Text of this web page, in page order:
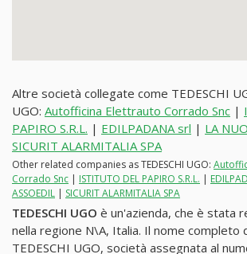
Altre società collegate come TEDESCHI
UGO: Autofficina Elettrauto Corrado Snc |
PAPIRO S.R.L. | EDILPADANA srl | LA
SICURIT ALARMITALIA SPA
Other related companies as TEDESCHI UGO:
Corrado Snc | ISTITUTO DEL PAPIRO S.R.L. |
ASSOEDIL | SICURIT ALARMITALIA SPA
TEDESCHI UGO è un'azienda, che è stata
nella regione N\A, Italia. Il nome completo
TEDESCHI UGO, società assegnata al